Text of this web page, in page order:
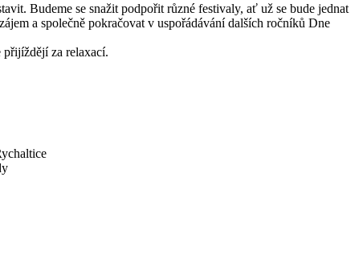
Budeme se snažit podpořit různé festivaly, ať už se bude jednat
a společně pokračovat v uspořádávání dalších ročníků Dne
za relaxací.